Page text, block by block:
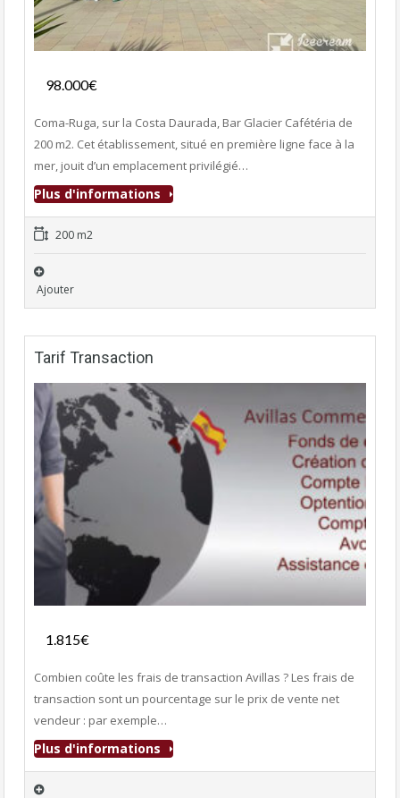
Fonds de commerce
98.000€
Coma-Ruga, sur la Costa Daurada, Bar Glacier Cafétéria de
200 m2. Cet établissement, situé en première ligne face à la
mer, jouit d’un emplacement privilégié…
Plus d'informations
200 m2
Ajouter
Tarif Transaction
1.815€
Combien coûte les frais de transaction Avillas ? Les frais de
transaction sont un pourcentage sur le prix de vente net
vendeur : par exemple…
Plus d'informations